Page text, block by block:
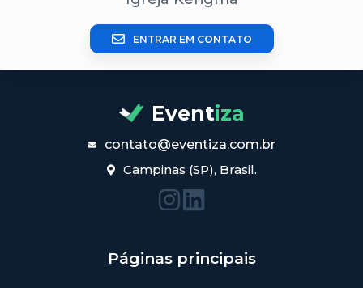
ENTRAR EM CONTATO
Eventiza
contato@eventiza.com.br
Campinas (SP), Brasil.
Páginas principais